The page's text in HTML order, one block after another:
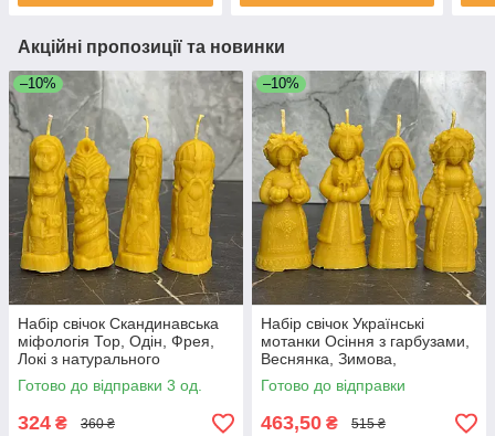
Акційні пропозиції та новинки
–10%
Набір свічок Скандинавська
міфологія Тор, Одін, Фрея,
Локі з натурального
бджолиного воску для декору
на подарунок
Готово до відправки 3 од.
324 ₴ 360 ₴
–10%
Набір свічок Українські
мотанки Осіння з гарбузами,
Веснянка, Зимова,
Конотопська відьма фігурні
декоративні свічки ручної
роботи
Готово до відправки
463,50 ₴ 515 ₴